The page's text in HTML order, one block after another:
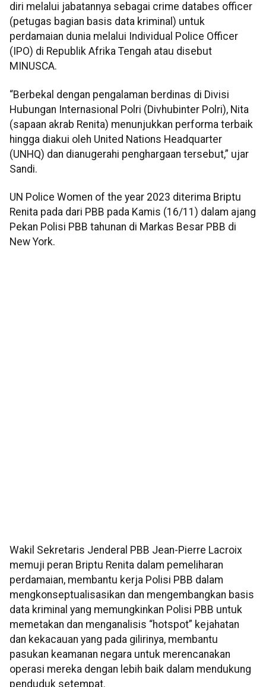
diri melalui jabatannya sebagai crime databes officer
(petugas bagian basis data kriminal) untuk
perdamaian dunia melalui Individual Police Officer
(IPO) di Republik Afrika Tengah atau disebut
MINUSCA.
“Berbekal dengan pengalaman berdinas di Divisi
Hubungan Internasional Polri (Divhubinter Polri), Nita
(sapaan akrab Renita) menunjukkan performa terbaik
hingga diakui oleh United Nations Headquarter
(UNHQ) dan dianugerahi penghargaan tersebut,” ujar
Sandi.
UN Police Women of the year 2023 diterima Briptu
Renita pada dari PBB pada Kamis (16/11) dalam ajang
Pekan Polisi PBB tahunan di Markas Besar PBB di
New York.
Wakil Sekretaris Jenderal PBB Jean-Pierre Lacroix
memuji peran Briptu Renita dalam pemeliharan
perdamaian, membantu kerja Polisi PBB dalam
mengkonseptualisasikan dan mengembangkan basis
data kriminal yang memungkinkan Polisi PBB untuk
memetakan dan menganalisis “hotspot” kejahatan
dan kekacauan yang pada gilirinya, membantu
pasukan keamanan negara untuk merencanakan
operasi mereka dengan lebih baik dalam mendukung
penduduk setempat.